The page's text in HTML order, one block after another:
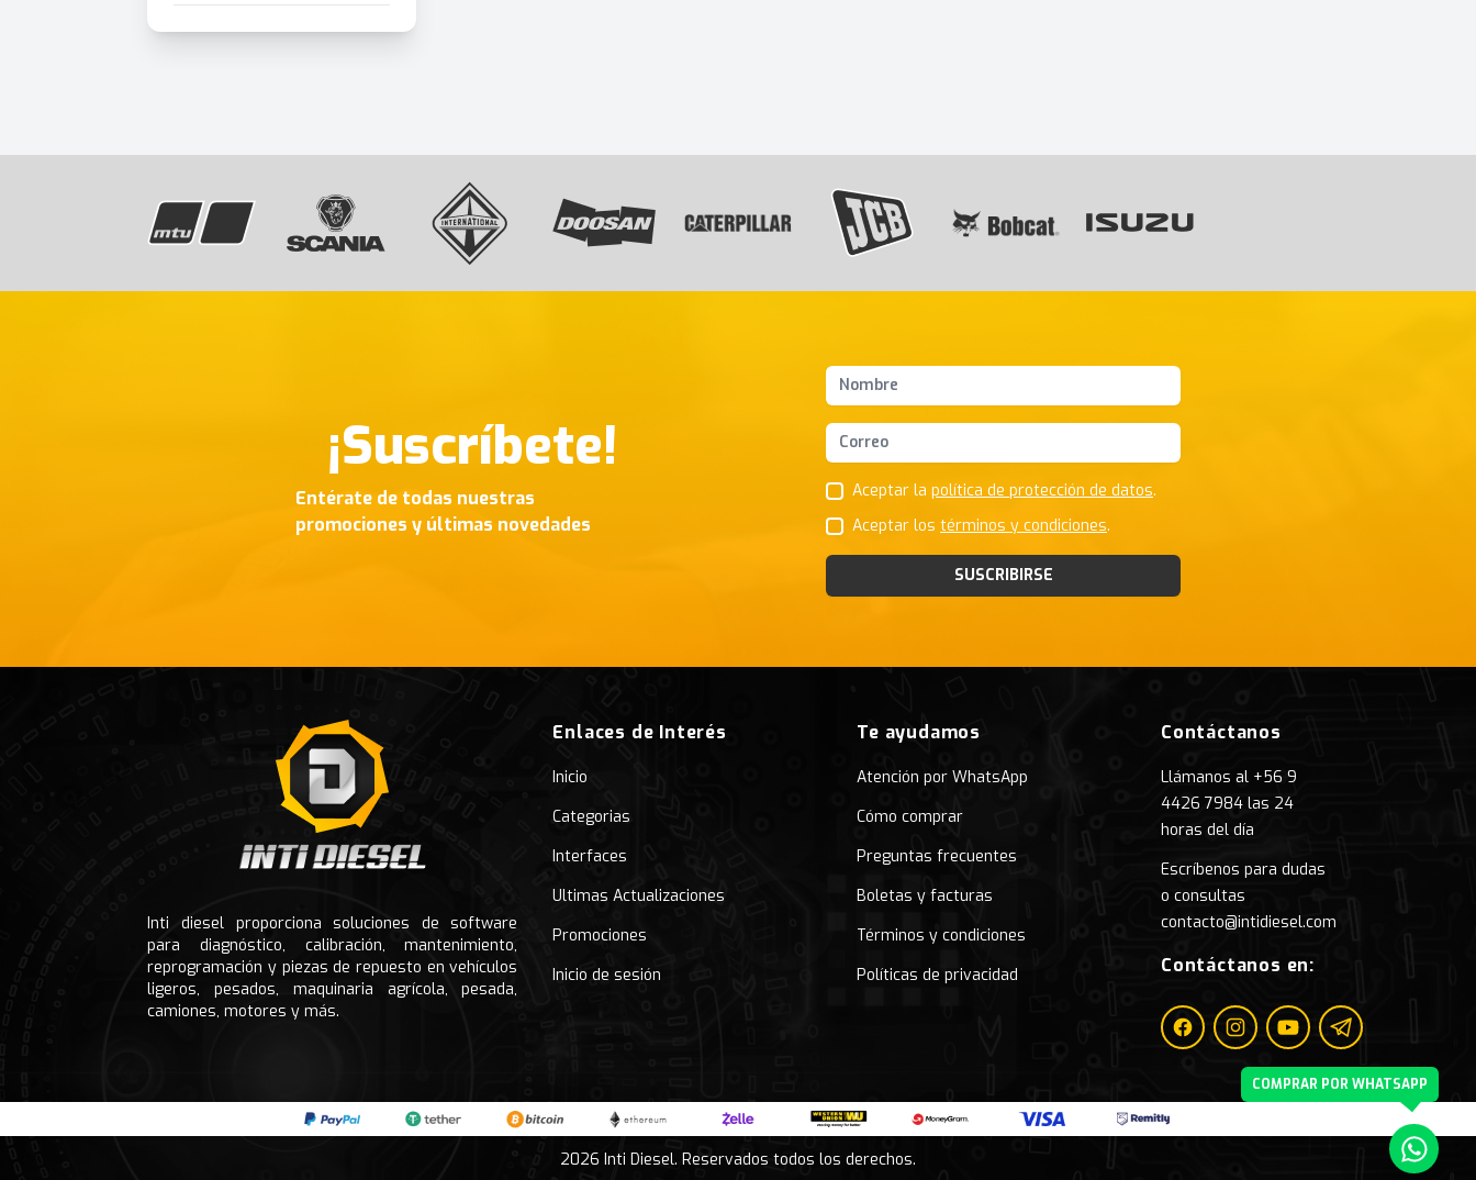
Whatsapp
COMPRAR POR WHATSAPP
Whatsapp
¡Suscríbete!
Entérate de todas nuestras
promociones y últimas novedades
Nombres y apellidos
Correo Electrónico
Aceptar la política de protección de datos.
Aceptar los términos y condiciones.
SUSCRIBIRSE
Inti diesel proporciona soluciones de software
para diagnóstico, calibración, mantenimiento,
reprogramación y piezas de repuesto en vehículos
ligeros, pesados, maquinaria agrícola, pesada,
camiones, motores y más.
Enlaces de Interés
Inicio
Categorias
Interfaces
Ultimas Actualizaciones
Promociones
Inicio de sesión
Te ayudamos
Atención por WhatsApp
Cómo comprar
Preguntas frecuentes
Boletas y facturas
Términos y condiciones
Políticas de privacidad
Contáctanos
Llámanos al +56 9
4426 7984 las 24
horas del día
Escríbenos para dudas
o consultas
contacto@intidiesel.com
Contáctanos en:
FacebookInstagramYoutubeTelegram
2026 Inti Diesel. Reservados todos los derechos.